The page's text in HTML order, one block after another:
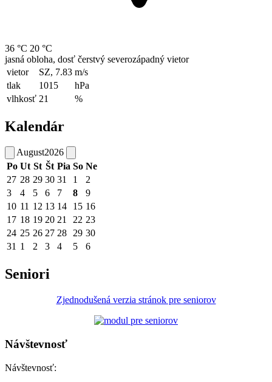
36 °C 20 °C
jasná obloha, dosť čerstvý severozápadný vietor
vietor
SZ, 7.83 m/s
tlak
1015
hPa
vlhkosť 21 %
Kalendár
August2026
Po Ut St Št Pia So Ne
27 28 29 30 31 1
2
3
4 5 6 7 8
9
10 11 12 13 14 15 16
17 18 19 20 21 22 23
24 25 26 27 28 29 30
31 1 2 3 4 5 6
Seniori
Zjednodušená verzia stránok pre seniorov
Návštevnosť
Návštevnosť: